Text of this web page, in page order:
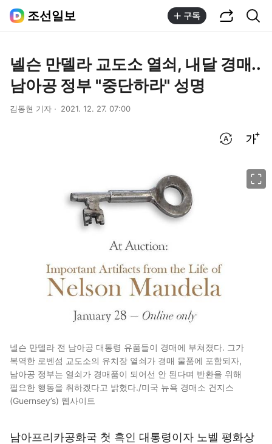
조선일보 구독
넬슨 만델라 교도소 열쇠, 내달 경매..
남아공 정부 "중단하라" 성명
김동현 기자 2021. 12. 27. 07:00
넬슨 만델라 전 남아공 대통령 유품들이 경매에 부쳐졌다. 그가
복역한 로벤섬 교도소의 유치장 열쇠가 경매 물품에 포함되자,
남아공 정부는 열쇠가 경매품이 되어선 안 된다며 반환을 위해
필요한 행동을 취하겠다고 밝혔다./미국 뉴욕 경매소 건지스
(Guernsey’s) 웹사이트
남아프리카공화국 첫 흑인 대통령이자 노벨 평화상